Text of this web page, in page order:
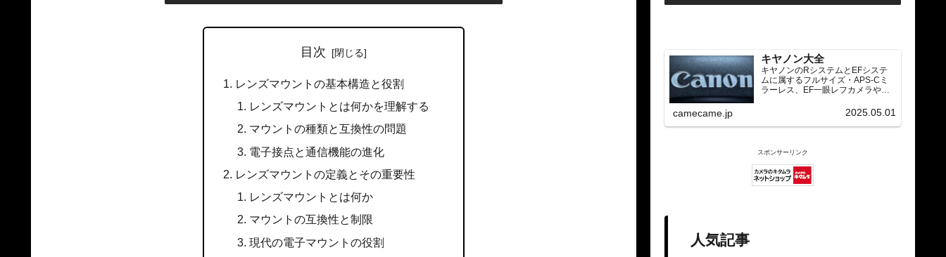
目次
レンズマウントの基本構造と役割
レンズマウントとは何かを理解する
マウントの種類と互換性の問題
電子接点と通信機能の進化
レンズマウントの定義とその重要性
レンズマウントとは何か
マウントの互換性と制限
現代の電子マウントの役割
キヤノン大全
キヤノンのRシステムとEFシステ
ムに属するフルサイズ・APS-Cミ
ラーレス、EF一眼レフカメラや
望遠）をカテゴリ別に網羅し、効
種の内部リンク設計で回遊性向上
camecame.jp 2025.05.01
スポンサーリンク
人気記事